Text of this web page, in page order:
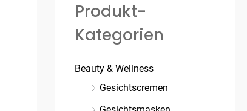
Produkt-
Kategorien
Beauty & Wellness
Gesichtscremen